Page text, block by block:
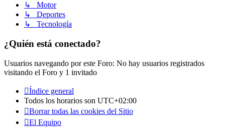
↳ Motor
↳ Deportes
↳ Tecnología
¿Quién está conectado?
Usuarios navegando por este Foro: No hay usuarios registrados
visitando el Foro y 1 invitado
Índice general
Todos los horarios son UTC+02:00
Borrar todas las cookies del Sitio
El Equipo